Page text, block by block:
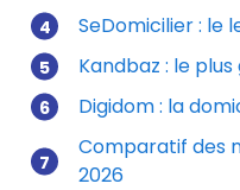
SeDomicilier : le
Kandbaz : le
Digidom : la
Comparatif des
2026